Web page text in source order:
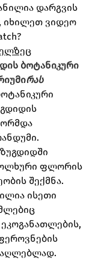
დარგვის
იხილეთ ვიდეო
ბოტანიკური
რას
ფლორის
შექმნა.
ისეთი